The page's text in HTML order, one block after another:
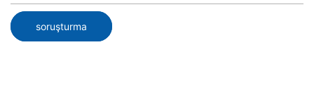
soruşturma